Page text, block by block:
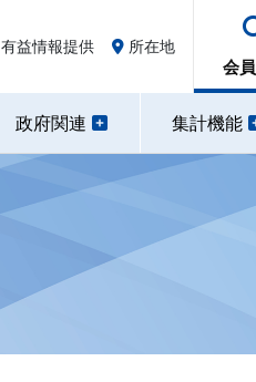
有益情報提供 所在地
会
政府関連 集計機能